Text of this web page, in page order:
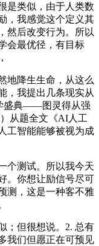
是类似，由于人类数
，我感觉这个定义其
然后改变行为。所以
会最优径，有目标
降生生命，从这么
，我提出几条现实从
盛典——图灵得从强
）从题全文《AI人工
工智能能够被视为成
测试。所以我今天
。你想让励信号尽可
测，这是一种客不雅
但很想说。2. 总有
我们但愿正在可预见